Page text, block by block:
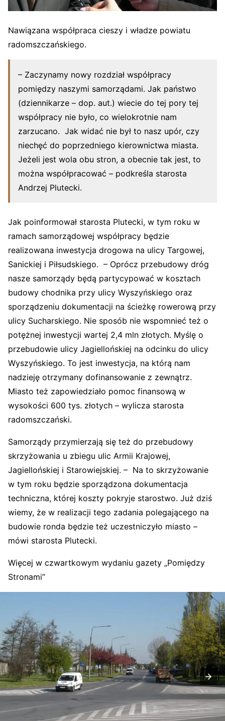
Nawiązana współpraca cieszy i władze powiatu
radomszczańskiego.
– Zaczynamy nowy rozdział współpracy
pomiędzy naszymi samorządami. Jak państwo
(dziennikarze – dop. aut.) wiecie do tej pory tej
współpracy nie było, co wielokrotnie nam
zarzucano. Jak widać nie był to nasz upór, czy
niechęć do poprzedniego kierownictwa miasta.
Jeżeli jest wola obu stron, a obecnie tak jest, to
można współpracować – podkreśla starosta
Andrzej Plutecki.
Jak poinformował starosta Plutecki, w tym roku w
ramach samorządowej współpracy będzie
realizowana inwestycja drogowa na ulicy Targowej,
Sanickiej i Piłsudskiego. – Oprócz przebudowy dróg
nasze samorządy będą partycypować w kosztach
budowy chodnika przy ulicy Wyszyńskiego oraz
sporządzeniu dokumentacji na ścieżkę rowerową przy
ulicy Sucharskiego. Nie sposób nie wspomnieć też o
potężnej inwestycji wartej 2,4 mln złotych. Myślę o
przebudowie ulicy Jagiellońskiej na odcinku do ulicy
Wyszyńskiego. To jest inwestycja, na którą nam
nadzieję otrzymany dofinansowanie z zewnątrz.
Miasto też zapowiedziało pomoc finansową w
wysokości 600 tys. złotych – wylicza starosta
radomszczański.
Samorządy przymierzają się też do przebudowy
skrzyżowania u zbiegu ulic Armii Krajowej,
Jagiellońskiej i Starowiejskiej. – Na to skrzyżowanie
w tym roku będzie sporządzona dokumentacja
techniczna, której koszty pokryje starostwo. Już dziś
wiemy, że w realizacji tego zadania polegającego na
budowie ronda będzie też uczestniczyło miasto –
mówi starosta Plutecki.
Więcej w czwartkowym wydaniu gazety „Pomiędzy
Stronami”